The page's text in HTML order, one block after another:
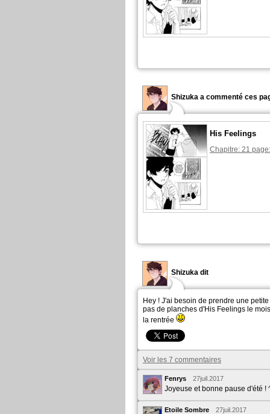
Shizuka a commenté ces
His Feelings
Chapitre: 21
Shizuka dit
Hey ! J'ai besoin de prendre une
pas de planches d'His Feelings le
la rentrée
Voir les 7 commentaires
Fenrys 27juil.2017
Joyeuse et bonne pause d'été !
Etoile Sombre 27juil.2017